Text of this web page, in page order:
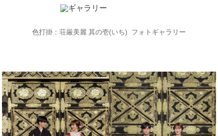
色打掛：荘厳美麗 其の壱(いち) フォトギャラリー